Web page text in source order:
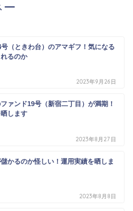
ー
号（ときわ台）のアマギフ！気になる
るのか
2023年9月26日
ファンド19号（新宿二丁目）が満期！
します
2023年8月27日
儲かるのか怪しい！運用実績を晒しま
2023年8月8日